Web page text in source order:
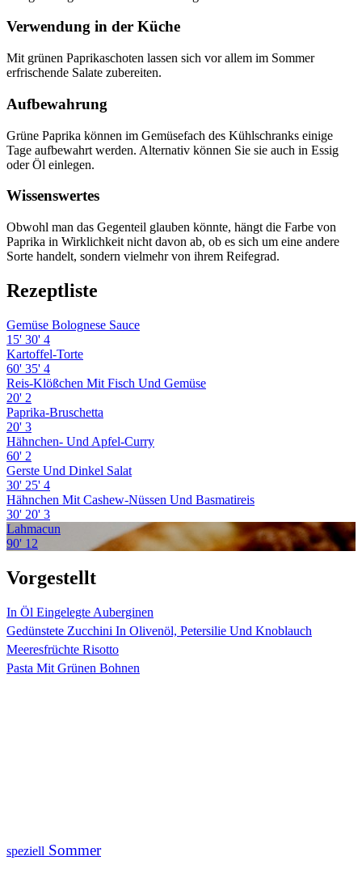
Verwendung in der Küche
Mit grünen Paprikaschoten lassen sich vor allem im Sommer
erfrischende Salate zubereiten.
Aufbewahrung
Grüne Paprika können im Gemüsefach des Kühlschranks einige
Tage aufbewahrt werden. Alternativ können Sie sie auch in Essig
oder Öl einlegen.
Wissenswertes
Obwohl man das Gegenteil glauben könnte, hängt die Farbe von
Paprika in Wirklichkeit nicht davon ab, ob es sich um eine andere
Sorte handelt, sondern vielmehr von ihrem Reifegrad.
Rezeptliste
Gemüse Bolognese Sauce
15' 30' 4
Kartoffel-Torte
60' 35' 4
Reis-Klößchen Mit Fisch Und Gemüse
20' 2
Paprika-Bruschetta
20' 3
Hähnchen- Und Apfel-Curry
60' 2
Gerste Und Dinkel Salat
30' 25' 4
Hähnchen Mit Cashew-Nüssen Und Basmatireis
30' 20' 3
Lahmacun
90' 12
Vorgestellt
In Öl Eingelegte Auberginen
Gedünstete Zucchini In Olivenöl, Petersilie Und Knoblauch
Meeresfrüchte Risotto
Pasta Mit Grünen Bohnen
speziell Sommer